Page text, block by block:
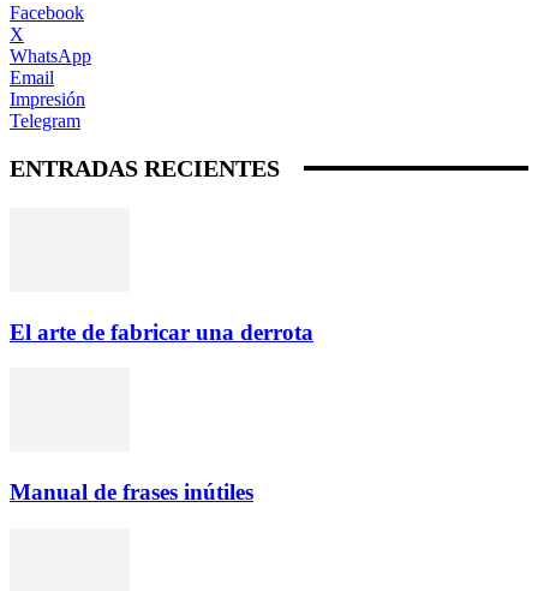
Facebook
X
WhatsApp
Email
Impresión
Telegram
ENTRADAS RECIENTES
El arte de fabricar una derrota
Manual de frases inútiles